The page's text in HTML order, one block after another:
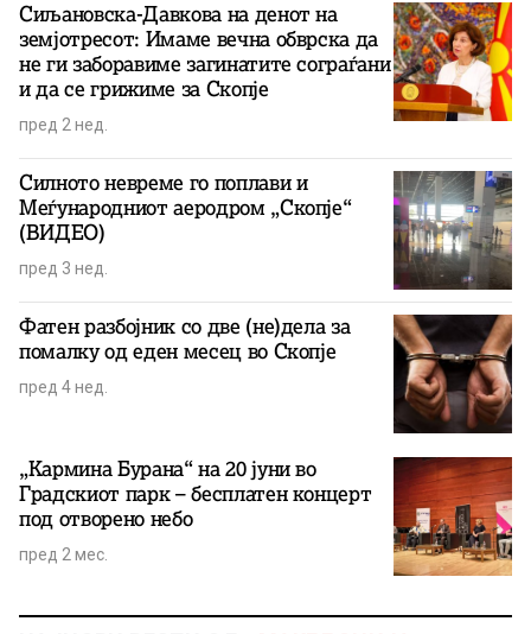
Сиљановска-Давкова на денот на
земјотресот: Имаме вечна обврска да
не ги заборавиме загинатите сограѓани
и да се грижиме за Скопје
пред 2 нед.
Силното невреме го поплави и
Меѓународниот аеродром „Скопје“
(ВИДЕО)
пред 3 нед.
Фатен разбојник со две (не)дела за
помалку од еден месец во Скопје
пред 4 нед.
„Кармина Бурана“ на 20 јуни во
Градскиот парк – бесплатен концерт
под отворено небо
пред 2 мес.